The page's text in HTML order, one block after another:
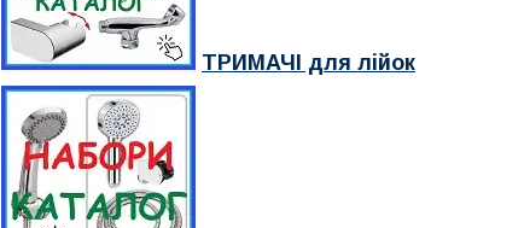
ТРИМАЧІ для лійок